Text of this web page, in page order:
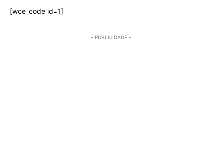
[wce_code id=1]
- PUBLICIDADE -